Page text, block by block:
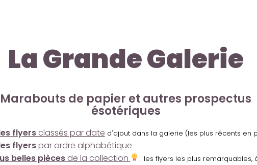
La Grande Galerie
Marabouts de papier et autres prospectus
ésotériques
flyersclassés par date d'ajout dans la galerie (les plus récents en
flyerspar ordre alphabétique
belles piècesde la collection : les flyers les plus remarquables,